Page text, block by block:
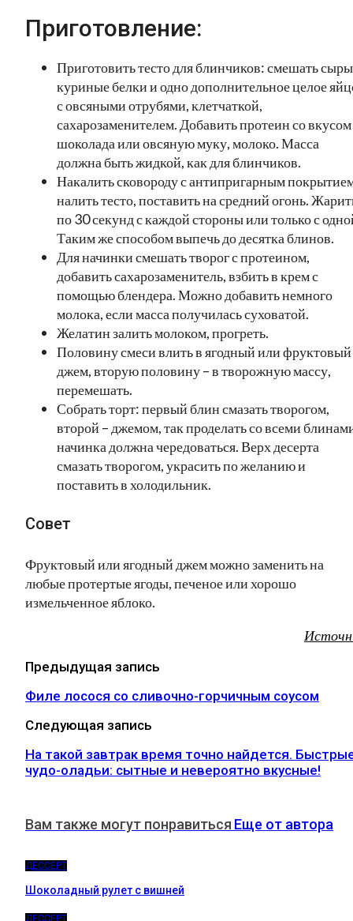
Приготовление:
Приготовить тесто для блинчиков: смешать
куриные белки и одно дополнительное целое
с овсяными отрубями, клетчаткой,
сахарозаменителем. Добавить протеин со вкусом
шоколада или овсяную муку, молоко. Масса
должна быть жидкой, как для блинчиков.
Накалить сковороду с антипригарным
налить тесто, поставить на средний огонь.
по 30 секунд с каждой стороны или только с
Таким же способом выпечь до десятка блинов.
Для начинки смешать творог с протеином,
добавить сахарозаменитель, взбить в крем с
помощью блендера. Можно добавить немного
молока, если масса получилась суховатой.
Желатин залить молоком, прогреть.
Половину смеси влить в ягодный или фруктовый
джем, вторую половину – в творожную массу,
перемешать.
Собрать торт: первый блин смазать творогом,
второй – джемом, так проделать со всеми
начинка должна чередоваться. Верх десерта
смазать творогом, украсить по желанию и
поставить в холодильник.
Совет
Фруктовый или ягодный джем можно заменить на
любые протертые ягоды, печеное или хорошо
измельченное яблоко.
Предыдущая запись
Филе лосося со сливочно-горчичным соусом
Следующая запись
На такой завтрак время точно найдется.
чудо-оладьи: сытные и невероятно вкусные!
Вам также могут понравиться Еще от автора
ДЕССЕРТ
Шоколадный рулет с вишней
ДЕССЕРТ